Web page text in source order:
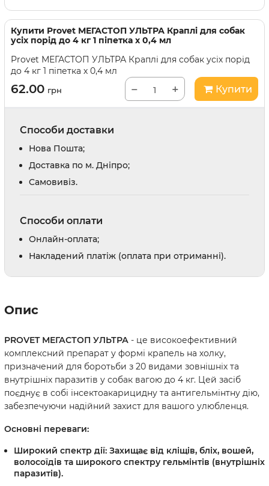
Купити Provet МЕГАСТОП УЛЬТРА Краплі для собак
усіх порід до 4 кг 1 піпетка х 0,4 мл
Provet МЕГАСТОП УЛЬТРА Краплі для собак усіх порід
до 4 кг 1 піпетка х 0,4 мл
62.00 грн − + Купити
Способи доставки
Нова Пошта;
Доставка по м. Дніпро;
Cамовивіз.
Способи оплати
Онлайн-оплата;
Накладений платіж (оплата при отриманні).
Опис
PROVET МЕГАСТОП УЛЬТРА - це високоефективний
комплексний препарат у формі крапель на холку,
призначений для боротьби з 20 видами зовнішніх та
внутрішніх паразитів у собак вагою до 4 кг. Цей засіб
поєднує в собі інсектоакарицидну та антигельмінтну дію,
забезпечуючи надійний захист для вашого улюбленця.
Основні переваги:
Широкий спектр дії: Захищає від кліщів, бліх, вошей,
волосоїдів та широкого спектру гельмінтів (внутрішніх
паразитів).